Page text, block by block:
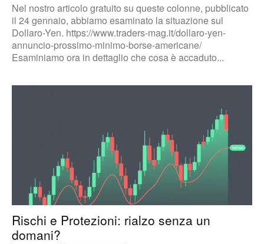
Nel nostro articolo gratuito su queste colonne, pubblicato
il 24 gennaio, abbiamo esaminato la situazione sul
Dollaro-Yen. https://www.traders-mag.it/dollaro-yen-
annuncio-prossimo-minimo-borse-americane/
Esaminiamo ora in dettaglio che cosa è accaduto...
Rischi e Protezioni: rialzo senza un
domani?